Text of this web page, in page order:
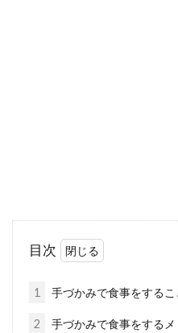
リーコ
30歳以
でしょうか
目次
1 手づかみで食事をする
2 手づかみで食事をする